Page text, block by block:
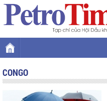
CONGO